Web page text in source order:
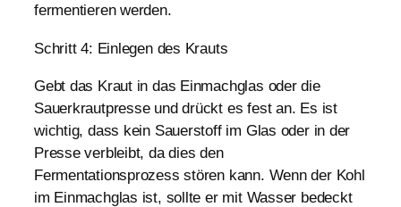
fermentieren werden.
Schritt 4: Einlegen des Krauts
Gebt das Kraut in das Einmachglas oder die
Sauerkrautpresse und drückt es fest an. Es ist
wichtig, dass kein Sauerstoff im Glas oder in der
Presse verbleibt, da dies den
Fermentationsprozess stören kann. Wenn der Kohl
im Einmachglas ist, sollte er mit Wasser bedeckt